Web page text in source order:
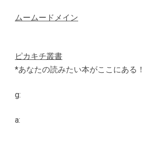
ムームードメイン
ピカキチ叢書
*あなたの読みたい本がここにある！
g:
a: